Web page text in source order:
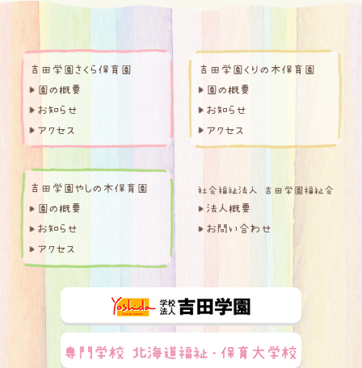
吉田学園さくら保育園
園の概要
お知らせ
アクセス
吉田学園くりの木保育園
園の概要
お知らせ
アクセス
吉田学園やしの木保育園
園の概要
お知らせ
アクセス
法人概要
お問い合わせ